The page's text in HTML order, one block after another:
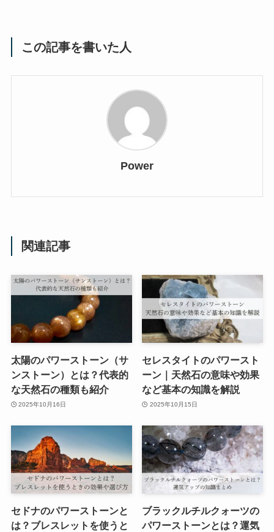
この記事を書いた人
Power
関連記事
太陽のパワーストーン（サ
ンストーン）とは？代表的
な天然石の種類も紹介
2025年10月16日
セレスタイトのパワースト
ーン｜天然石の意味や効果
など基本の知識を解説
2025年10月15日
セドナのパワーストーンと
は？ブレスレットを使うと
ブラックルチルクォーツの
パワーストーンとは？運気